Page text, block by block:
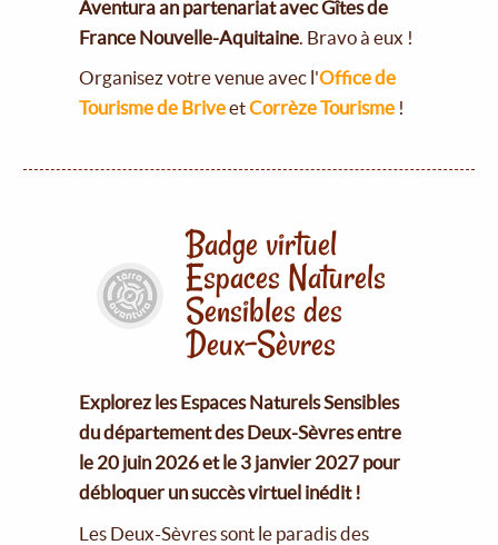
Aventura an partenariat avec Gîtes de
France Nouvelle-Aquitaine . Bravo à eux !
Organisez votre venue avec l'Office de
Tourisme de BriveetCorrèze Tourisme !
Badge virtuel
Espaces Naturels
Sensibles des
Deux-Sèvres
Explorez les Espaces Naturels Sensibles
du département des Deux-Sèvres entre
le 20 juin 2026 et le 3 janvier 2027 pour
débloquer un succès virtuel inédit !
Les Deux-Sèvres sont le paradis des